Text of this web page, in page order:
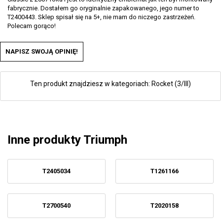
fabrycznie. Dostałem go oryginalnie zapakowanego, jego numer to
T2400443. Sklep spisał się na 5+, nie mam do niczego zastrzeżeń.
Polecam gorąco!
NAPISZ SWOJĄ OPINIĘ!
Ten produkt znajdziesz w kategoriach: Rocket (3/III)
Inne produkty Triumph
T2405034 T1261166
T2700540 T2020158